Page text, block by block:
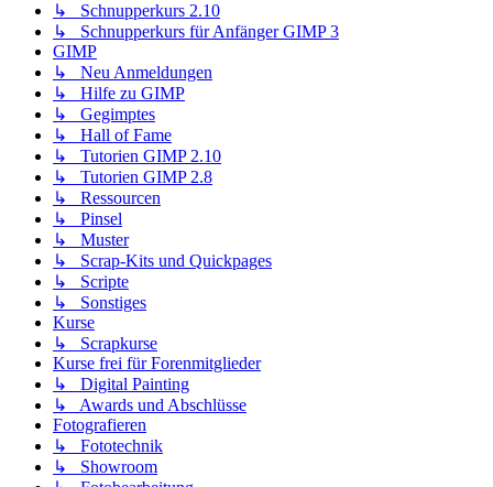
↳ Schnupperkurs 2.10
↳ Schnupperkurs für Anfänger GIMP 3
GIMP
↳ Neu Anmeldungen
↳ Hilfe zu GIMP
↳ Gegimptes
↳ Hall of Fame
↳ Tutorien GIMP 2.10
↳ Tutorien GIMP 2.8
↳ Ressourcen
↳ Pinsel
↳ Muster
↳ Scrap-Kits und Quickpages
↳ Scripte
↳ Sonstiges
Kurse
↳ Scrapkurse
Kurse frei für Forenmitglieder
↳ Digital Painting
↳ Awards und Abschlüsse
Fotografieren
↳ Fototechnik
↳ Showroom